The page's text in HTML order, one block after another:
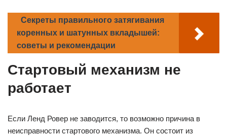
Секреты правильного затягивания
коренных и шатунных вкладышей:
советы и рекомендации
Стартовый механизм не
работает
Если Ленд Ровер не заводится, то возможно причина в
неисправности стартового механизма. Он состоит из